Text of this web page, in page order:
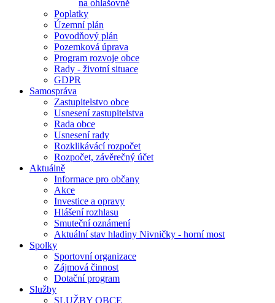
na ohlašovně
Poplatky
Územní plán
Povodňový plán
Pozemková úprava
Program rozvoje obce
Rady - životní situace
GDPR
Samospráva
Zastupitelstvo obce
Usnesení zastupitelstva
Rada obce
Usnesení rady
Rozklikávácí rozpočet
Rozpočet, závěrečný účet
Aktuálně
Informace pro občany
Akce
Investice a opravy
Hlášení rozhlasu
Smuteční oznámení
Aktuální stav hladiny Nivničky - horní most
Spolky
Sportovní organizace
Zájmová činnost
Dotační program
Služby
SLUŽBY OBCE